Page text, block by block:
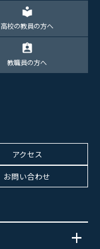
local_library
高校の教員の方へ
assignment_ind
教職員の方へ
アクセス
お問い合わせ